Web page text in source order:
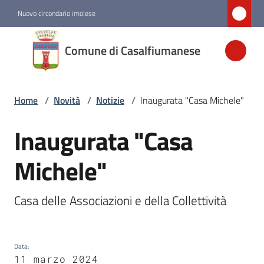
Nuovo circondario imolese
Comune di Casalfiumanese
Comune di
Casalfiumanese
Amministrazione
Novità
Menu selezionato
Home / Novità / Notizie / Inaugurata "Casa Michele"
Salta al contenuto
Inaugurata "Casa
Michele"
Casa delle Associazioni e della Collettività
Data:
11 marzo 2024